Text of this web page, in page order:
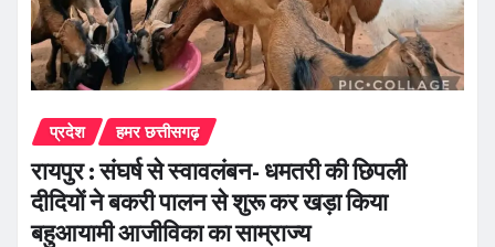
प्रदेश हमर छत्तीसगढ़
रायपुर : संघर्ष से स्वावलंबन- धमतरी की छिपली
दीदियों ने बकरी पालन से शुरू कर खड़ा किया
बहुआयामी आजीविका का साम्राज्य